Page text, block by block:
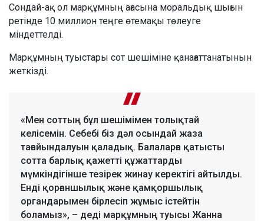
Сондай-ақ ол марқұмның ағасына моральдық шығын
ретінде 10 миллион теңге өтемақы төлеуге
міндеттелді.
Марқұмның туыстары сот шешіміне қанағаттанатынын
жеткізді.
«Мен соттың бұл шешімімен толықтай
келісемін. Себебі біз дәл осындай жаза
тағайындалуын қаладық. Балаларға қатысты
сотта барлық қажетті құжаттарды
мүмкіндігінше тезірек жинау керектігі айтылды.
Енді қорғаншылық және қамқоршылық
органдарымен бірлесіп жұмыс істейтін
боламыз», – деді марқұмның туысы Жанна